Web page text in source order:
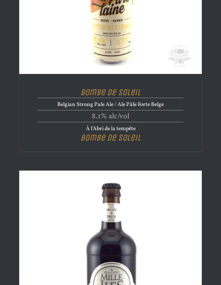
Bombe de Soleil
Belgian Strong Pale Ale / Ale Pâle Forte Belge
8.1% alc/vol
À l'Abri de la tempête
Bombe de Soleil